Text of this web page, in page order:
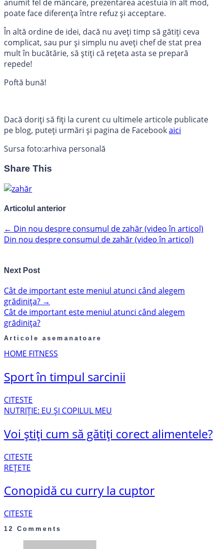
anumit fel de mâncare, prezentarea acestuia în alt mod,
poate face diferența între refuz și acceptare.
În altă ordine de idei, dacă nu aveți timp să gătiți ceva
complicat, sau pur și simplu nu aveți chef de stat prea
mult în bucătărie, să știți că rețeta asta se prepară
repede!
Poftă bună!
Dacă doriți să fiți la curent cu ultimele articole publicate
pe blog, puteți urmări și pagina de Facebookaici
Sursa foto:arhiva personală
Share This
Articolul anterior
← Din nou despre consumul de zahăr (video în articol)
Din nou despre consumul de zahăr (video în articol)
Next Post
Cât de important este meniul atunci când alegem
grădinița? →
Cât de important este meniul atunci când alegem
grădinița?
Articole asemanatoare
HOME FITNESS
Sport în timpul sarcinii
CITESTE
NUTRIȚIE: EU ȘI COPILUL MEU
Voi știți cum să gătiți corect alimentele?
CITESTE
REȚETE
Conopidă cu curry la cuptor
CITESTE
12 Comments